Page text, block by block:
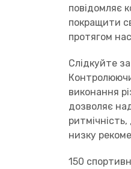
повідомляє
покращити
протягом
Слідкуйте
виконання
дозволяє
низку
150